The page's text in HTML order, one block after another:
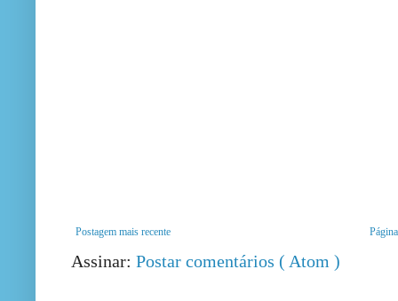
Postagem mais recente
Assinar: Postar comentários ( Atom )